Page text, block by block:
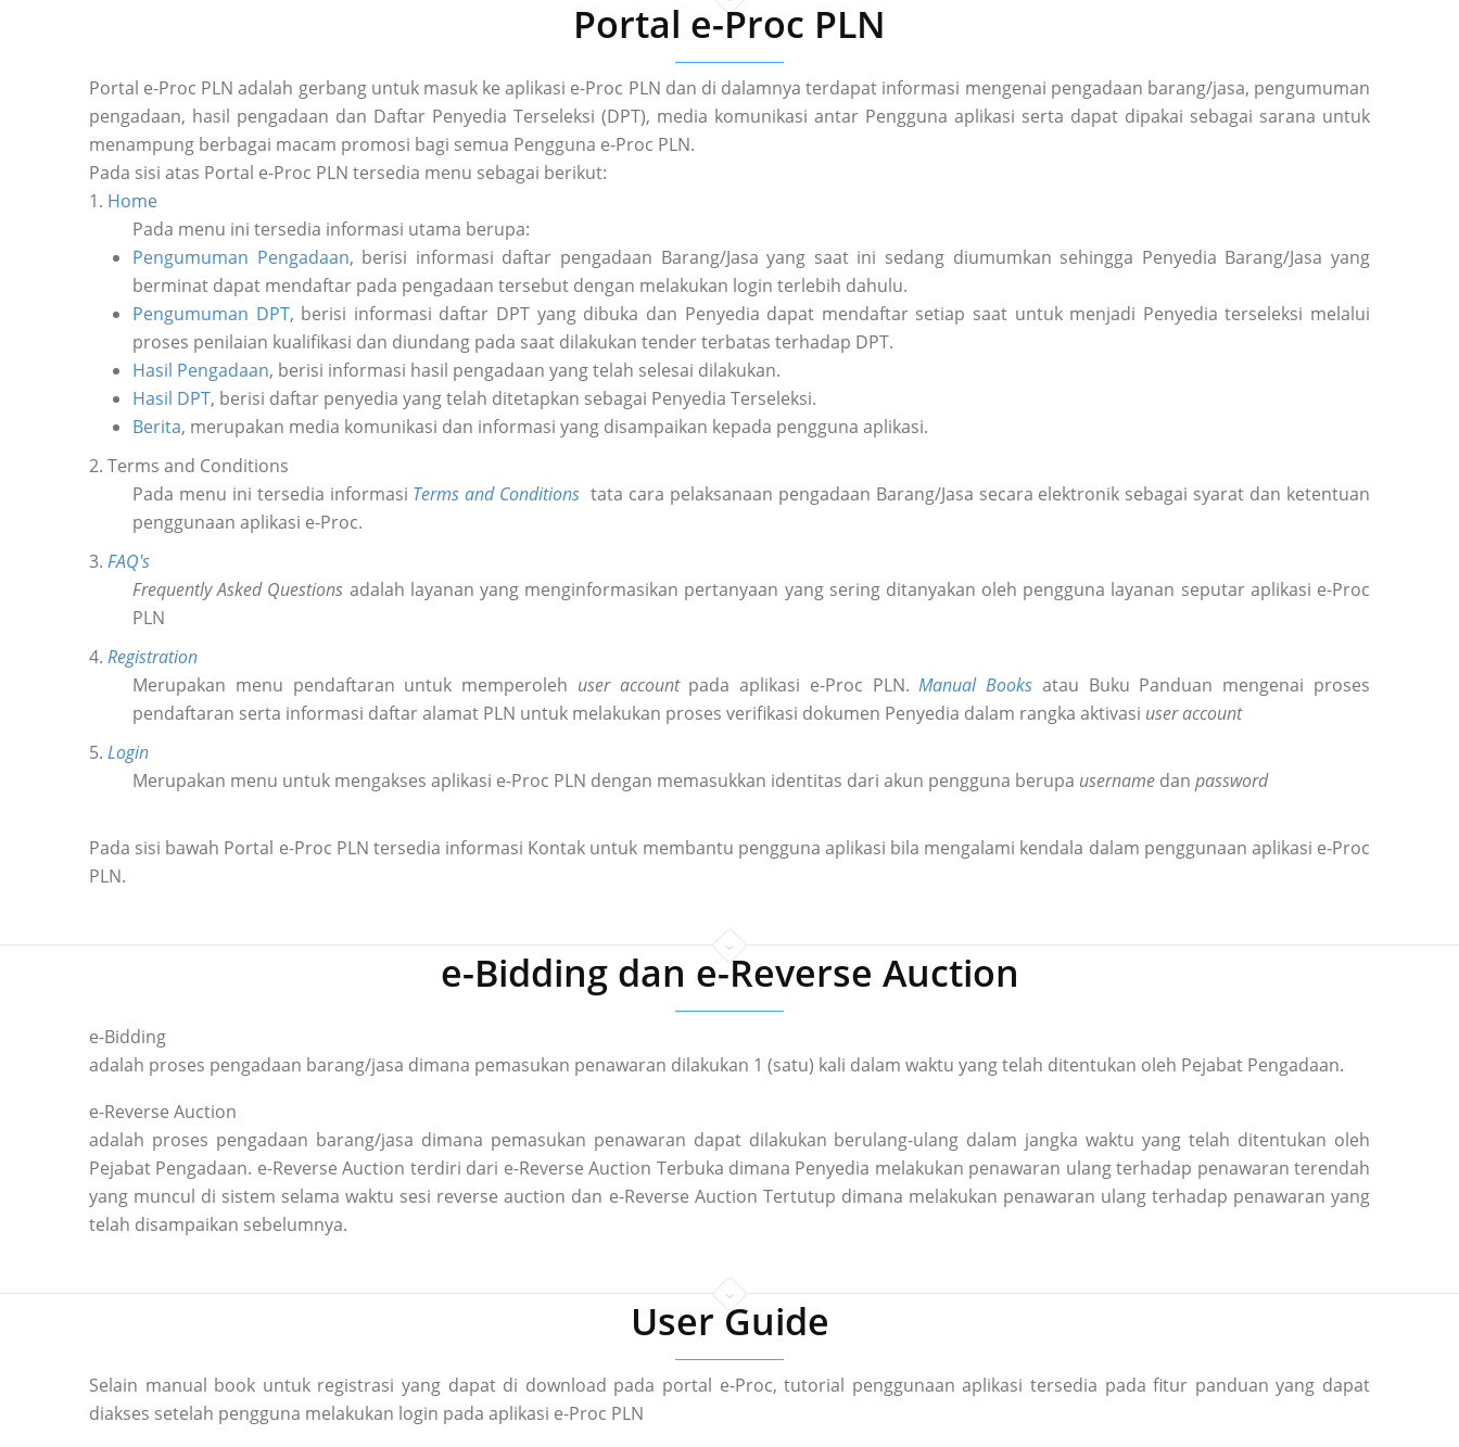
Portal e-Proc PLN
Portal e-Proc PLN adalah gerbang untuk masuk ke aplikasi e-Proc PLN dan di dalamnya terdapat informasi mengenai pengadaan barang/jasa, pengumuman
pengadaan, hasil pengadaan dan Daftar Penyedia Terseleksi (DPT), media komunikasi antar Pengguna aplikasi serta dapat dipakai sebagai sarana untuk
menampung berbagai macam promosi bagi semua Pengguna e-Proc PLN.
Pada sisi atas Portal e-Proc PLN tersedia menu sebagai berikut:
1. Home
Pada menu ini tersedia informasi utama berupa:
Pengumuman Pengadaan, berisi informasi daftar pengadaan Barang/Jasa yang saat ini sedang diumumkan sehingga Penyedia Barang/Jasa yang
berminat dapat mendaftar pada pengadaan tersebut dengan melakukan login terlebih dahulu.
Pengumuman DPT, berisi informasi daftar DPT yang dibuka dan Penyedia dapat mendaftar setiap saat untuk menjadi Penyedia terseleksi melalui
proses penilaian kualifikasi dan diundang pada saat dilakukan tender terbatas terhadap DPT.
Hasil Pengadaan, berisi informasi hasil pengadaan yang telah selesai dilakukan.
Hasil DPT, berisi daftar penyedia yang telah ditetapkan sebagai Penyedia Terseleksi.
Berita, merupakan media komunikasi dan informasi yang disampaikan kepada pengguna aplikasi.
2. Terms and Conditions
Pada menu ini tersedia informasi Terms and Conditions tata cara pelaksanaan pengadaan Barang/Jasa secara elektronik sebagai syarat dan ketentuan
penggunaan aplikasi e-Proc.
3. FAQ's
Frequently Asked Questions adalah layanan yang menginformasikan pertanyaan yang sering ditanyakan oleh pengguna layanan seputar aplikasi e-Proc
PLN
4. Registration
Merupakan menu pendaftaran untuk memperoleh user accountpada aplikasi e-Proc PLN.Manual Books atau Buku Panduan mengenai proses
pendaftaran serta informasi daftar alamat PLN untuk melakukan proses verifikasi dokumen Penyedia dalam rangka aktivasi user account
5. Login
Merupakan menu untuk mengakses aplikasi e-Proc PLN dengan memasukkan identitas dari akun pengguna berupa username dan password
Pada sisi bawah Portal e-Proc PLN tersedia informasi Kontak untuk membantu pengguna aplikasi bila mengalami kendala dalam penggunaan aplikasi e-Proc
PLN.
e-Bidding dan e-Reverse Auction
e-Bidding
adalah proses pengadaan barang/jasa dimana pemasukan penawaran dilakukan 1 (satu) kali dalam waktu yang telah ditentukan oleh Pejabat Pengadaan.
e-Reverse Auction
adalah proses pengadaan barang/jasa dimana pemasukan penawaran dapat dilakukan berulang-ulang dalam jangka waktu yang telah ditentukan oleh
Pejabat Pengadaan. e-Reverse Auction terdiri dari e-Reverse Auction Terbuka dimana Penyedia melakukan penawaran ulang terhadap penawaran terendah
yang muncul di sistem selama waktu sesi reverse auction dan e-Reverse Auction Tertutup dimana melakukan penawaran ulang terhadap penawaran yang
telah disampaikan sebelumnya.
User Guide
Selain manual book untuk registrasi yang dapat di download pada portal e-Proc, tutorial penggunaan aplikasi tersedia pada fitur panduan yang dapat
diakses setelah pengguna melakukan login pada aplikasi e-Proc PLN